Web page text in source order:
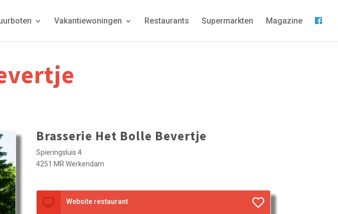
Vakantiewoningen Restaurants Supermarkten Magazine
Brasserie Het Bolle Bevertje
Spieringsluis 4
4251 MR Werkendam
Website restaurant